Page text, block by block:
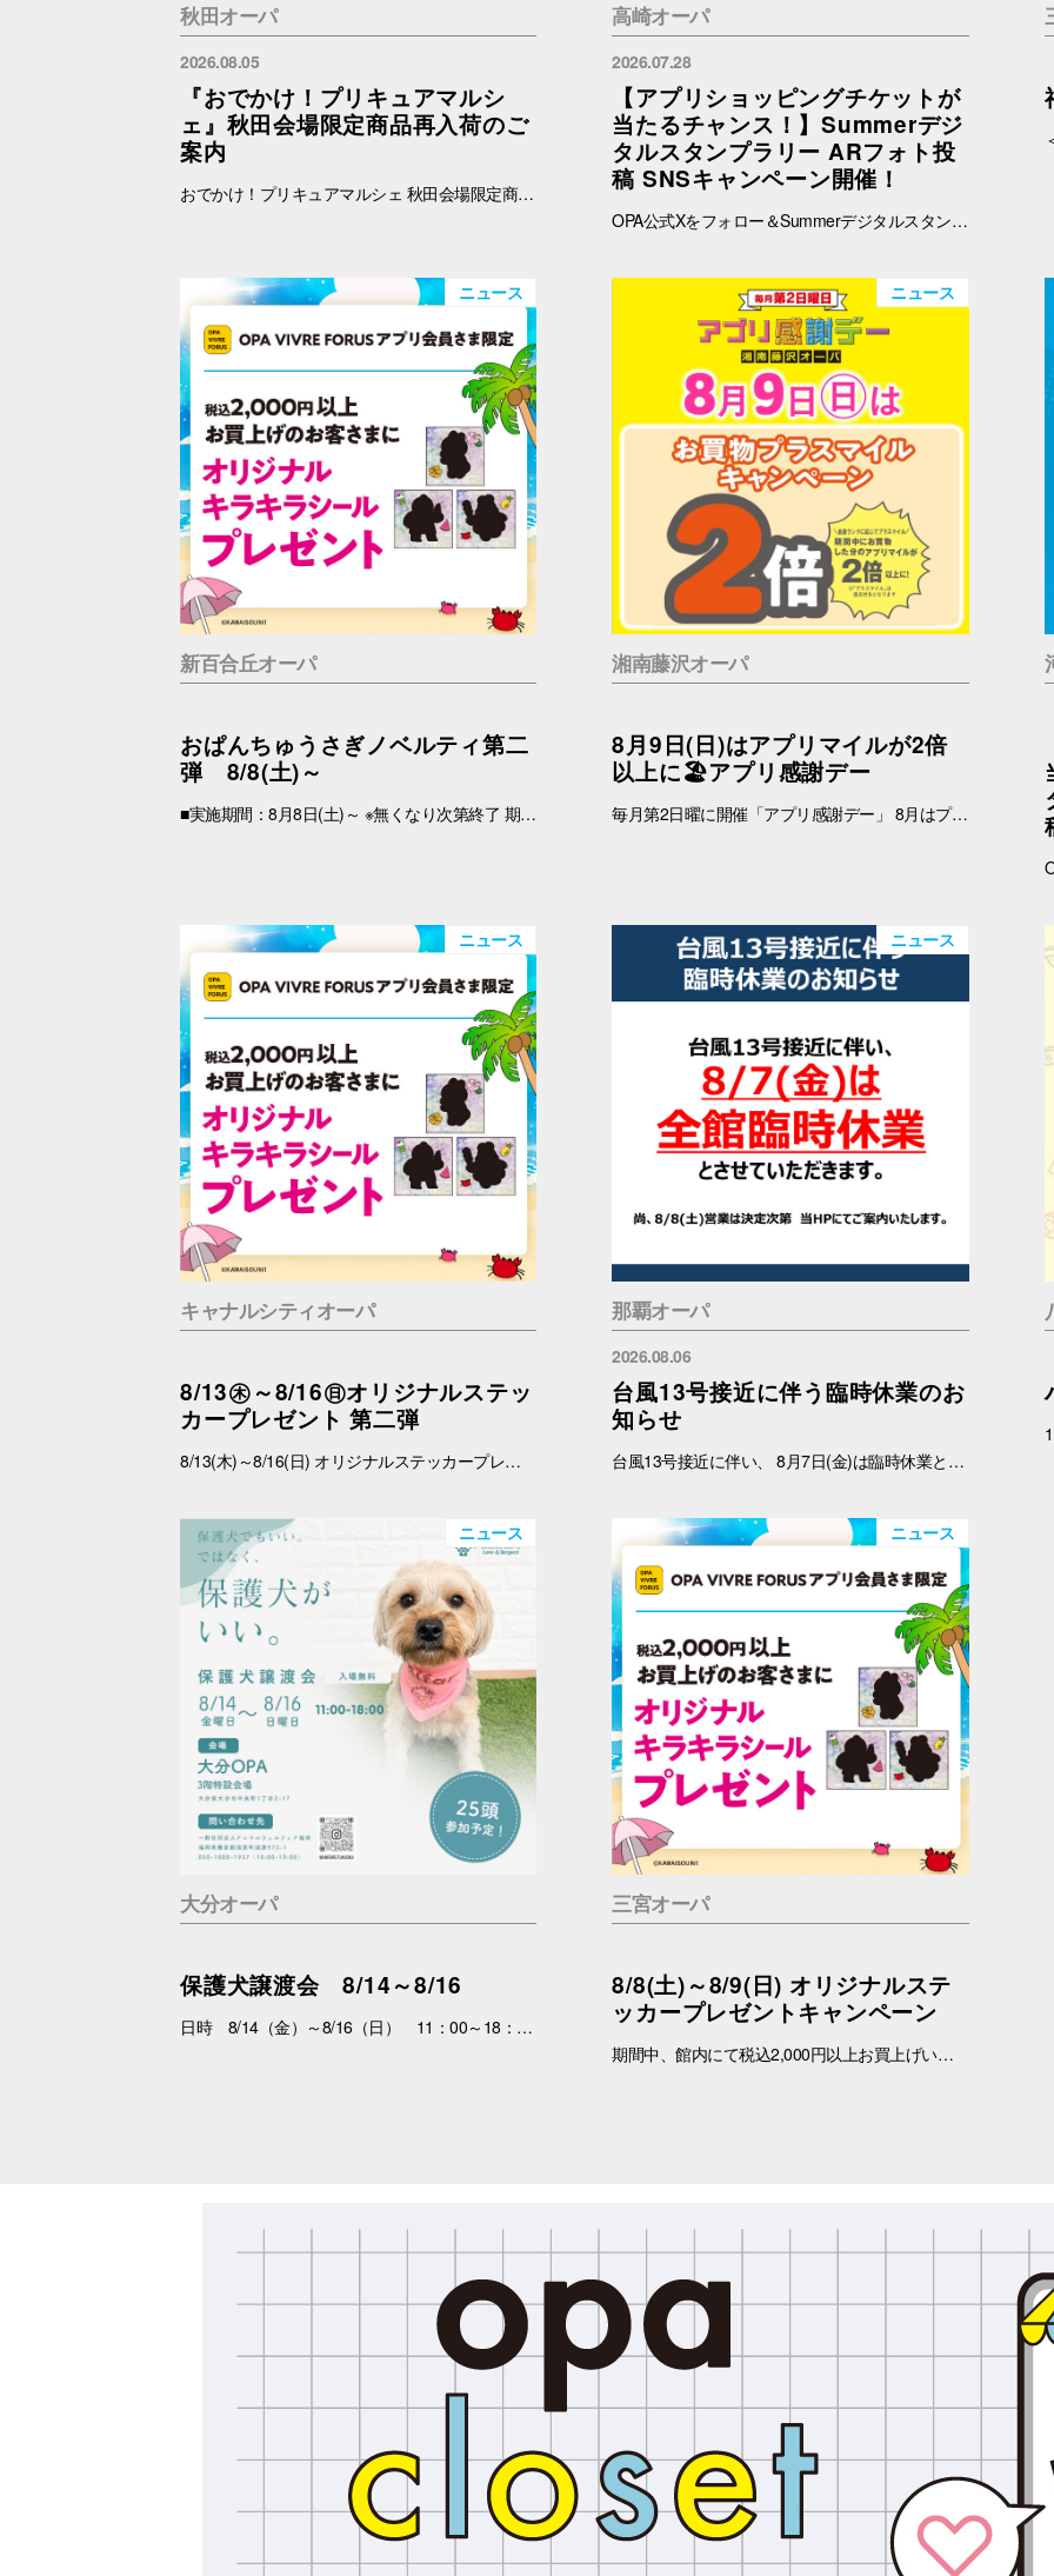
秋田オーパ
2026.08.05
『おでかけ！プリキュアマルシ
ェ』秋田会場限定商品再入荷のご
案内
おでかけ！プリキュアマルシェ 秋田会場限定商品の再入荷を予定しております。 再入荷対象商品は下記をご覧ください。 【秋田限定】ランダム缶バッジ 全4種 各500円 【秋田限定】アクリルキーホルダー 全3種 1100円 【秋田限定】アクリルスタンド 全3種 1650円 ※納品後、準備が出来次第、販売を開始します。予めご了承ください。 ※在庫状況についてのお問い合わせは回答いたしかねます。ご来店の上ご確認をお願い申し上げます。 ※ブラウザでご覧の方はバナー、OPAアプリでご覧の方はタイトルをタップすると秋田会場限定商品の紹介ページに遷移します。
高崎オーパ
2026.07.28
【アプリショッピングチケットが
当たるチャンス！】Summerデジ
タルスタンプラリー ARフォト投
稿 SNSキャンペーン開催！
OPA公式Xをフォロー＆Summerデジタルスタンプラリーで撮影したARフォトを投稿して、OPA VIVRE FORUSアプリのショッピングチケットをゲットしよう！ ■ 景品 500円分のアプリショッピングチケットを2枚（計1,000円分）を抽選で20名さまにプレゼント！ ※税込2,000円で使える500円のショッピングチケットを2枚進呈します。 ■ 応募期間 2026年8月1日(土) ～ 8月30日(日) 23:59まで ※当選者には8月31日(月)以降にDMにてご連絡いたします。 ■ 応募方法 OPA公式X（@opa_vivre_forus）をフォロー Summerデジタルスタンプラリーに参加して、ARフォトを撮影 ハッシュタグ「#おぱんちゅうさぎOPA」「#おぱんちゅうさぎFORUS」「#おぱんちゅうさぎVIVRE」のいずれかをつけて、撮影したARフォトを投稿！ ■ ご注意・各種規約 【撮影・投稿に関する注意】 撮影の際は、周囲のお客さまの通行の妨げにならないようご注意ください。 店内での撮影の際は、各店舗のルールやご案内に沿ってお楽しみください。 ARフォトの撮影、投稿するARフォトは、他のお客さまの顔等が映らないようご配慮をお願いいたします。 危険な行為（階段や無理な姿勢など）はお控えください。 【個人情報・権利に関する注意】 ARフォトの撮影・投稿にあたっては、他のお客さまのプライバシーにご配慮いただき、顔等が写り込まないようお願いいたします。 他のお客さまや第三者が写る場合は、必ずご本人の許可を得たうえで投稿してください。 投稿写真に含まれる著作物（ポスター・商品デザイン等）についてもご配慮ください。 SNSの性質上、投稿された写真は他の利用者に保存・共有される場合がございます。ご理解のうえご参加いただけますと幸いです。 【SNS投稿ルール】 投稿内容が公序良俗に反する場合や、不適切と判断される場合は応募対象外となります。 非公開アカウントからの投稿は応募対象外となる場合がございます。 ハッシュタグや応募条件を満たしていない場合、抽選対象外となる場合がございます。 【キャンペーン関連】 賞品の内容は予告なく変更となる場合がございます。 投稿いただいた画像は、当選者の選定のみに使用し、その他の目的で使用することはございません。
ニュース
新百合丘オーパ
おぱんちゅうさぎノベルティ第二
弾 8/8(土)～
■実施期間：8月8日(土)～ ※無くなり次第終了 期間中、税込2,000円以上(合算可)お買上げのOPA VIVRE FORUSアプリ会員さま限定で、「キラキラシール」 をプレゼント！ アプリの【クーポン画面】と【税込2,000円以上のレシート(合算可)】をお持ちの上、引換場所にお越しくださいませ。 ※新百合丘オーパのレシートのみ対象。館をまたいだレシートの合算は不可。 ※絵柄はお選びいただけません。 ■レシート対象期間 2026年8月8日(土)～ ■引換場所・引換時間 引換場所：B1F インフォメーション 引換時間：10:00～21:00 ■注意事項 ※ノベルティは数量限定のため、なくなり次第終了となりますので予めご了承ください。 ※ノベルティの引き換えは、おひとりさま3枚までとなります。 ※お買上げレシートは、期間中の対象店舗のものに限ります（一部対象外のショップ・商品がございます） ※新百合丘オーパのレシートのみ対象。館をまたいだレシートの合算は不可。 ※絵柄はお選びいただけません。 ※画像はイメージです。 ＜レシート対象外ショップ＞ B1F：HIS 1F：調剤薬局 2F：フェリーチェデンタルクリニック、楽天モバイル、免許の窓口 4F：セレスの館 5F：ガールズミニョン、ガシャポンのデパート、ソフトバンク、なんぼや、ほけんの窓口
ニュース
湘南藤沢オーパ
8月9日(日)はアプリマイルが2倍
以上に🏖️アプリ感謝デー
毎月第2日曜に開催「アプリ感謝デー」 8月はプラスマイルキャンペーンを実施いたします。 8月9日(日)に、オーパアプリを使ってお買物をすると、ランクに応じてアプリマイルが2倍以上になります。 しかも当日は「買い回りWEEK」を開催中☆ THE BARGAIN開催中の湘南藤沢オーパで、おトクが重なるこの機会に、ぜひ館内でのお買い回りもお楽しみください☆ 【開催日】 8月9日(日) 【お買物プラスマイルキャンペーン】 8月9日(日)にオーパアプリを使ってお買物をすると、会員ランクに応じて下記のポイントが付与されます。 お会計の際にオーパアプリをレジスタッフにご提示ください。 【アプリマイル付与】 ダイヤモンド会員…1マイル＋1.5マイル プラチナ会員…1マイル＋1.3マイル ゴールド会員…1マイル＋1.2マイル シルバー会員…1マイル＋1.1マイル ブロンズ会員…1マイル＋1マイル ≪例≫・・・ダイヤモンド会員さまが期間中1万円以上のお買物 ➡通常10,000マイル＋15,000マイル＝合計25,000マイル ※プラス分のマイル加算予定日：2025年8月12日(水) ※期間中のプラスマイル分をまとめて加算します。 ※付与されるマイルはランクによって異なります。 ※キャンペーン最終日の営業終了時点のランクをもとに加算マイル数を算出いたします。 ※小数点以下の端数は切り捨てとなります。 -------------------------------------- ▽オーパ公式アプリダウンロードはこちら▽ App Storeはこちら Google Playはこちら ■オーパ公式アプリについて詳しくはこちら -------------------------------------- 【セルフレジではアプリマイルは付きません】 ※以下のお店ではショップスタッフのいるレジにて、オーパアプリをご提示ください。 ●2階 バーガーキング ●4階 セリア ●7階 無印良品 ※期間中にアプリを新規ダウンロードしていただいた方も対象となります。 ※一部対象外ショップがございます。 ➡詳しくはこちら -------------------------------------------
ニュース
キャナルシティオーパ
8/13㊍～8/16㊐オリジナルステッ
カープレゼント 第二弾
8/13(木)～8/16(日) オリジナルステッカープレゼントキャンペーン ■概要 期間中、館内にて税込2,000円以上お買上げいただき、「OPA VIVRE FORUS アプリ」の対象画面をご提示いただいたお客さまに、先着でここでしか手に入らない「オリジナルキラキラステッカー」をプレゼントいたします！ ぜひこの機会に、お買い物と合わせて限定ノベルティをゲットしてください。 （※本企画は、アプリ会員さま限定となります） ■配布期間 2026年8月13日(木)～8月16日(日) ※各日の実施時間は、引換時間に準じます。 ※ノベルティはなくなり次第、配布を終了いたします。 ※一部実施していない店舗がございます。 ■ノベルティ内容 キラキラステッカー (全3種) ■引換条件 期間中、以下の2点を引換カウンターにてご提示ください。 ① 館内でお買上げいただいた、税込2,000円以上のレシート（合算可） ② 「OPA VIVRE FORUS アプリ」のクーポン画面 ■引換場所・引換時間 引換場所：センターウォーク B1Fラフェスタ 特設カウンター 引換時間：11:00 ～ 19:00 ■注意事項 ※ノベルティは数量限定のため、なくなり次第終了となりますので予めご了承ください。 ※ノベルティはランダムでのお渡しとなります。重複した場合でも、種類の変更・交換はいたしかねます。 ※ノベルティの引き換えは、おひとりさま3枚までとなります。 ※お買上げレシートは、期間中のキャナルシティオーパのものに限ります（一部対象外のショップ・商品がございます） ※キャナルシティオーパのレシートのみ対象。館をまたいだレシートの合算は不可。 ※画像はイメージです。実際のノベルティとは異なる場合がございます。 ▼詳しくはコチラ▼ https://www.opa-club.com/contents/opanchuusagi_2026/ ▼アプリについて詳しくはこちら▼ https://www.opa-club.com/contents/app/
ニュース
那覇オーパ
2026.08.06
台風13号接近に伴う臨時休業のお
知らせ
台風13号接近に伴い、 8月7日(金)は臨時休業と致します。 尚、8月8日(土)の営業につきましては状況を見て判断いたしますので 確定次第、ご案内いたします。 ご理解のほどよろしくお願いいたします。
ニュース
大分オーパ
保護犬譲渡会 8/14～8/16
日時 8/14（金）～8/16（日） 11：00～18：00 場所 3F特設会場 内容 まずは会いにくるだけで大丈夫。 抱っこして、ふれあって、その子の魅力を感じてください。 あなたを待っている子がいます。 運命の出会いが、待っているかもしれません。 問合せ先 一般社団法人アニマルウェルフェア福岡 050-1808-1937（11：00～19：00）
ニュース
三宮オーパ
8/8(土)～8/9(日) オリジナルステ
ッカープレゼントキャンペーン
期間中、館内にて税込2,000円以上お買上げいただき、「OPA VIVRE FORUS アプリ」の対象画面をご提示いただいたお客さまに、先着でここでしか手に入らない「オリジナルキラキラステッカー」をプレゼントいたします！ ぜひこの機会に、お買い物と合わせて限定ノベルティをゲットしてください。 （※本企画は、アプリ会員さま限定となります） ■配布期間 2026年8月8日(土)～8月9日(日) ※各日の実施時間は、引換時間に準じます。 ※ノベルティはなくなり次第、配布を終了いたします。 ※一部実施していない店舗がございます。 ■ノベルティ内容 キラキラステッカー (全3種) ■引換条件 期間中、以下の2点を引換カウンターにてご提示ください。 ① 館内でお買上げいただいた、税込2,000円以上のレシート（合算可） ② 「OPA VIVRE FORUS アプリ」のクーポン画面 ■引換場所・引換時間 引換場所：1階 特設カウンター 引換時間：11:00 ～ 当日分がなくなり次第終了 ■注意事項 ※ノベルティは数量限定のため、なくなり次第終了となりますので予めご了承ください。 ※ノベルティはランダムでのお渡しとなります。重複した場合でも、種類の変更・交換はいたしかねます。 ※ノベルティの引き換えは、おひとりさま3枚までとなります。 ※お買上げレシートは、期間中の三宮オーパのものに限ります（一部対象外のショップ・商品がございます） ※三宮オーパのレシートのみ対象。館をまたいだレシートの合算は不可。 ※画像はイメージです。実際のノベルティとは異なる場合がございます。 ▼詳しくはコチラ▼ https://www.opa-club.com/contents/opanchuusagi_2026/ ▼アプリについて詳しくはこちら！ ▼ https://www.opa-club.com/contents/app/